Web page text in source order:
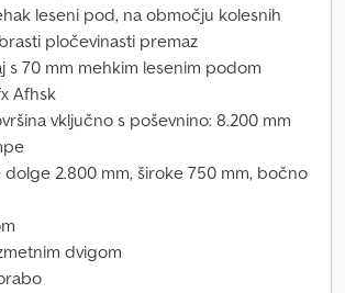
leseni pod, na območju kolesnih
pločevinasti premaz
s 70 mm mehkim lesenim podom
Afhsk
vključno s poševnino: 8.200 mm
2.800 mm, široke 750 mm, bočno
dvigom